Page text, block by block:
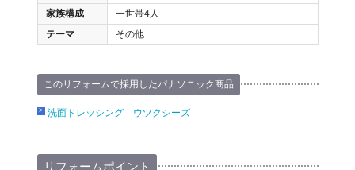
家族構成
一世帯4人
テーマ
その他
このリフォームで採用したパナソニック商品
洗面ドレッシング ウツクシーズ
リフォームポイント